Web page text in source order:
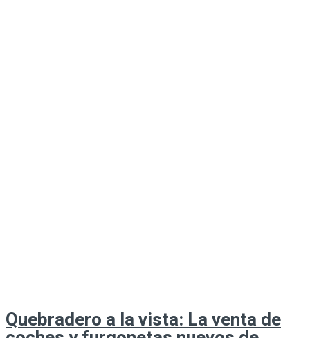
Quebradero a la vista: La venta de